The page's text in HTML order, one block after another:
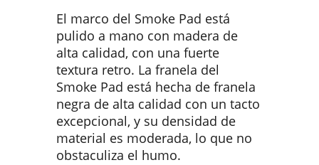
El marco del Smoke Pad está
pulido a mano con madera de
alta calidad, con una fuerte
textura retro. La franela del
Smoke Pad está hecha de franela
negra de alta calidad con un tacto
excepcional, y su densidad de
material es moderada, lo que no
obstaculiza el humo.